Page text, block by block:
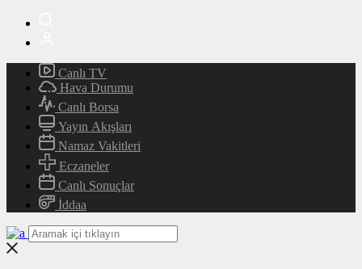
Canlı TV
Hava Durumu
Canlı Borsa
Yayın Akışları
Namaz Vakitleri
Eczaneler
Canlı Sonuçlar
İddaa